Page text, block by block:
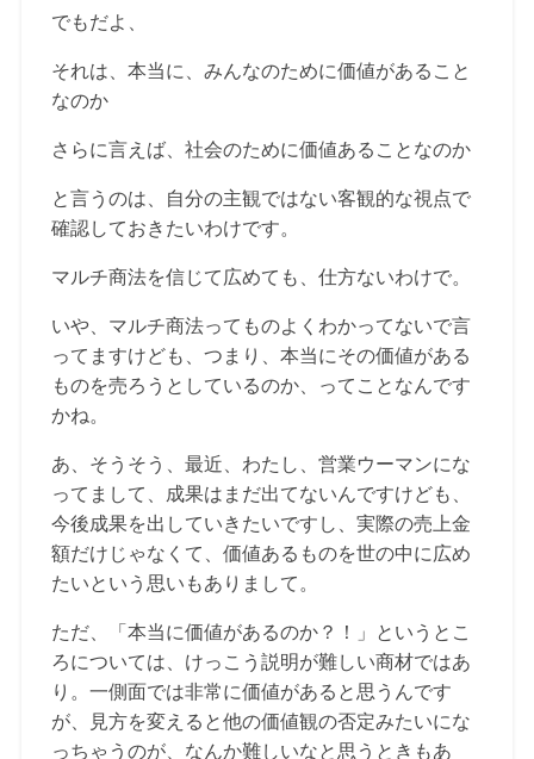
でもだよ、
それは、本当に、みんなのために価値があること
なのか
さらに言えば、社会のために価値あることなのか
と言うのは、自分の主観ではない客観的な視点で
確認しておきたいわけです。
マルチ商法を信じて広めても、仕方ないわけで。
いや、マルチ商法ってものよくわかってないで言
ってますけども、つまり、本当にその価値がある
ものを売ろうとしているのか、ってことなんです
かね。
あ、そうそう、最近、わたし、営業ウーマンにな
ってまして、成果はまだ出てないんですけども、
今後成果を出していきたいですし、実際の売上金
額だけじゃなくて、価値あるものを世の中に広め
たいという思いもありまして。
ただ、「本当に価値があるのか？！」というとこ
ろについては、けっこう説明が難しい商材ではあ
り。一側面では非常に価値があると思うんです
が、見方を変えると他の価値観の否定みたいにな
っちゃうのが、なんか難しいなと思うときもあ